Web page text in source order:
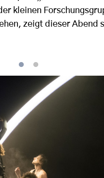
kleinen
zeigt dieser Abend